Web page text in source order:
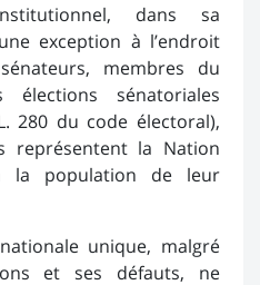
dans sa
exception à l’endroit
membres du
sénatoriales
280 du code électoral),
représentent la Nation
la population de leur
unique, malgré
et ses défauts, ne